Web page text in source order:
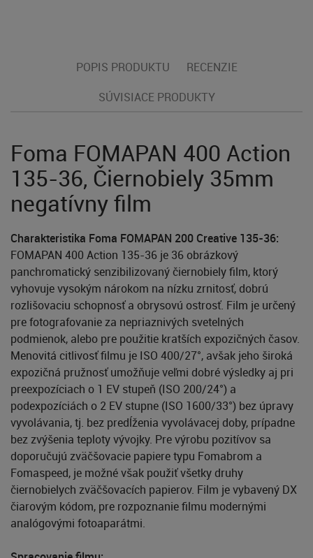
POPIS PRODUKTU
RECENZIE
SÚVISIACE PRODUKTY
Foma FOMAPAN 400 Action
135-36, Čiernobiely 35mm
negatívny film
Charakteristika Foma FOMAPAN 200 Creative 135-36:
FOMAPAN 400 Action 135-36 je 36 obrázkový
panchromatický senzibilizovaný čiernobiely film, ktorý
vyhovuje vysokým nárokom na nízku zrnitosť, dobrú
rozlišovaciu schopnosť a obrysovú ostrosť. Film je určený
pre fotografovanie za nepriaznivých svetelných
podmienok, alebo pre použitie kratších expozičných časov.
Menovitá citlivosť filmu je ISO 400/27°, avšak jeho široká
expozičná pružnosť umožňuje veľmi dobré výsledky aj pri
preexpozíciach o 1 EV stupeň (ISO 200/24°) a
podexpozíciách o 2 EV stupne (ISO 1600/33°) bez úpravy
vyvolávania, tj. bez predĺženia vyvolávacej doby, prípadne
bez zvýšenia teploty vývojky. Pre výrobu pozitívov sa
doporučujú zväčšovacie papiere typu Fomabrom a
Fomaspeed, je možné však použiť všetky druhy
čiernobielych zväčšovacích papierov. Film je vybavený DX
čiarovým kódom, pre rozpoznanie filmu modernými
analógovými fotoaparátmi.